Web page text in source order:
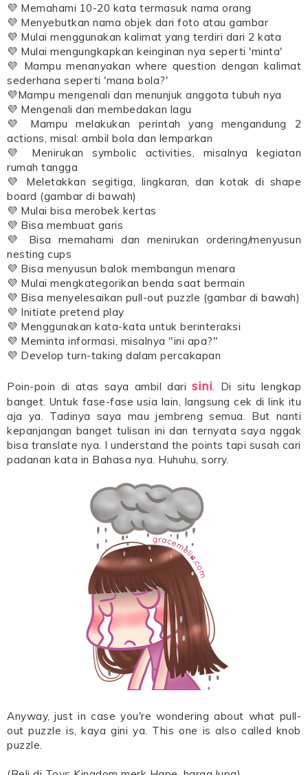
💜 Memahami 10-20 kata termasuk nama orang
💜 Menyebutkan nama objek dari foto atau gambar
💜 Mulai menggunakan kalimat yang terdiri dari 2 kata
💜 Mulai mengungkapkan keinginan nya seperti 'minta'
💜 Mampu menanyakan where question dengan kalimat
sederhana seperti 'mana bola?'
💜Mampu mengenali dan menunjuk anggota tubuh nya
💜 Mengenali dan membedakan lagu
💜 Mampu melakukan perintah yang mengandung 2
actions, misal: ambil bola dan lemparkan
💜 Menirukan symbolic activities, misalnya kegiatan
rumah tangga
💜 Meletakkan segitiga, lingkaran, dan kotak di shape
board (gambar di bawah)
💜 Mulai bisa merobek kertas
💜 Bisa membuat garis
💜 Bisa memahami dan menirukan ordering/menyusun
nesting cups
💜 Bisa menyusun balok membangun menara
💜 Mulai mengkategorikan benda saat bermain
💜 Bisa menyelesaikan pull-out puzzle (gambar di bawah)
💜 Initiate pretend play
💜 Menggunakan kata-kata untuk berinteraksi
💜 Meminta informasi, misalnya "ini apa?"
💜 Develop turn-taking dalam percakapan
Poin-poin di atas saya ambil dari sini . Di situ lengkap
banget. Untuk fase-fase usia lain, langsung cek di link itu
aja ya. Tadinya saya mau jembreng semua. But nanti
kepanjangan banget tulisan ini dan ternyata saya nggak
bisa translate nya. I understand the points tapi susah cari
padanan kata in Bahasa nya. Huhuhu, sorry.
Anyway, just in case you're wondering about what pull-
out puzzle is, kaya gini ya. This one is also called knob
puzzle.